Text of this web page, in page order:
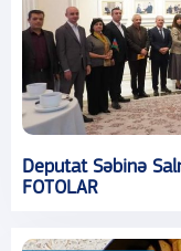
Deputat Səbinə
FOTOLAR